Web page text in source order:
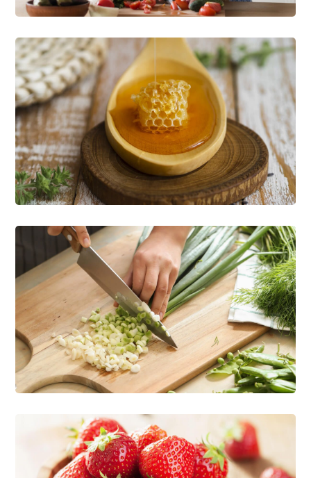
Best Organic Miele
FOOD ORGANIC
Healthy Greens
FOOD ORGANIC